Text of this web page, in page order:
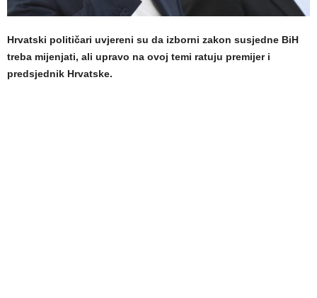
Hrvatski političari uvjereni su da izborni zakon susjedne BiH
treba mijenjati, ali upravo na ovoj temi ratuju premijer i
predsjednik Hrvatske.